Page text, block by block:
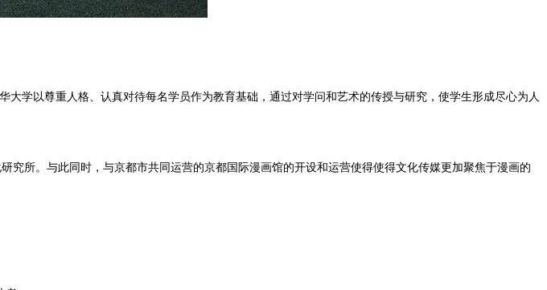
学以尊重人格、认真对待每名学员作为教育基础，通过对学问和艺术的传授与研究，使学生形成尽心为人
究所。与此同时，与京都市共同运营的京都国际漫画馆的开设和运营使得使得文化传媒更加聚焦于漫画的